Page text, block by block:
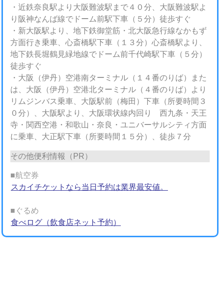
・近鉄奈良駅より大阪難波駅まで４０分、大阪難波駅よ
り阪神なんば線でドーム前駅下車（５分）徒歩すぐ
・新大阪駅より、地下鉄御堂筋・北大阪急行線なかもず
方面行き乗車、心斎橋駅下車（１３分）心斎橋駅より、
地下鉄長堀鶴見緑地線でドーム前千代崎駅下車（５分）
徒歩すぐ
・大阪（伊丹）空港南ターミナル（１４番のりば）また
は、大阪（伊丹）空港北ターミナル（４番のりば）より
リムジンバス乗車、大阪駅前（梅田）下車（所要時間３
０分）、大阪駅より、大阪環状線内回り 西九条・天王
寺・関西空港・和歌山・奈良・ユニバーサルシティ方面
に乗車、大正駅下車（所要時間１５分）、徒歩７分
その他便利情報（PR）
■航空券
スカイチケットなら当日予約は業界最安値。
■ぐるめ
食べログ（飲食店ネット予約）